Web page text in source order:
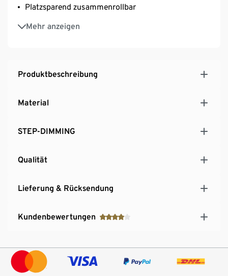
Platzsparend zusammenrollbar
Mehr anzeigen
Mit fest integrierten LEDs – Lichtfarbe warmweiß
Inkl. Batterien
Produktbeschreibung
Material
STEP-DIMMING
Qualität
Lieferung & Rücksendung
Kundenbewertungen